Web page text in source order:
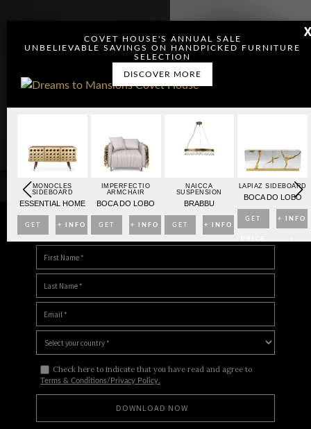
X
COVET HOUSE'S ANNUAL SALE
UNBELIEVABLE SAVINGS ON HANDPICKED FURNITURE
SELECTION
DISCOVER MORE
MONOCLES
SIDEBOARD
ESSENTIAL HOME
GET
PRICE
+ INFO
>
IMPERFECTIO
ARMCHAIR
BOCA DO LOBO
GET
PRICE
+ INFO
>
NAICCA
SUSPENSION
BRABBU
GET
PRICE
+ INFO
>
LAPIAZ SIDEBOARD
BOCA DO LOBO
GET + INFO
DOWNLOAD DREAMS TO MANSIONS
Check here to indicate that you have read and agree to
Terms & Conditions/Privacy Policy.